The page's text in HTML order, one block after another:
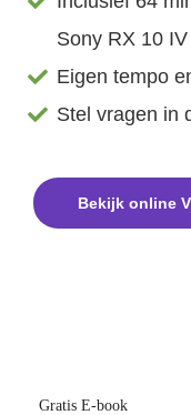
Sony RX 10
Eigen tempo
Stel vragen in
Bekijk online
Gratis E-book